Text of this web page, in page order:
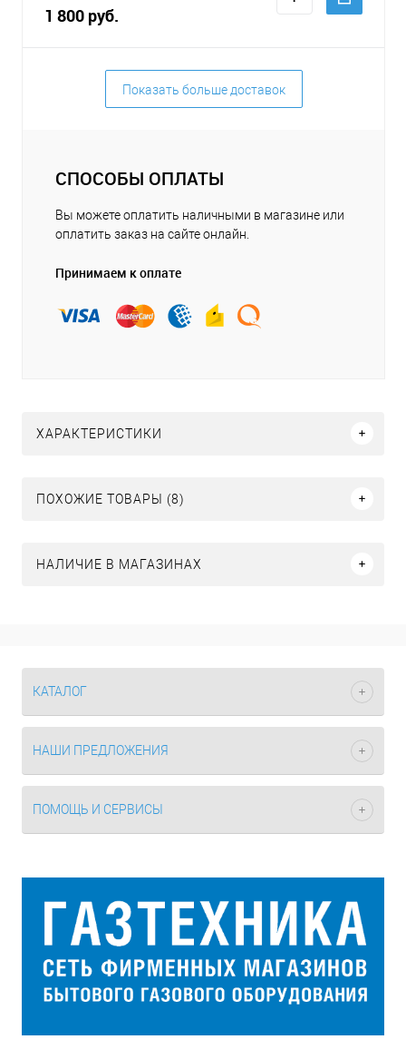
1 800 руб.
Показать больше доставок
СПОСОБЫ ОПЛАТЫ
Вы можете оплатить наличными в магазине или
оплатить заказ на сайте онлайн.
Принимаем к оплате
ХАРАКТЕРИСТИКИ
ПОХОЖИЕ ТОВАРЫ (8)
НАЛИЧИЕ В МАГАЗИНАХ
КАТАЛОГ
НАШИ ПРЕДЛОЖЕНИЯ
ПОМОЩЬ И СЕРВИСЫ